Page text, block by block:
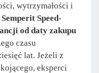
wytrzymałości i
Speed-
od daty zakupu
czasu
lat. Jeżeli z
eksperci